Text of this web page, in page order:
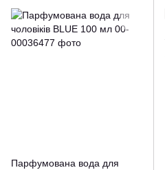
Парфумована вода для